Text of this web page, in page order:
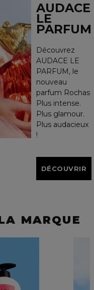
AUDACE
LE
PARFUM
Découvrez
AUDACE LE
PARFUM, le
nouveau
parfum Rochas
Plus intense.
Plus glamour.
Plus audacieux
!
DÉCOUVRIR
MARQUE